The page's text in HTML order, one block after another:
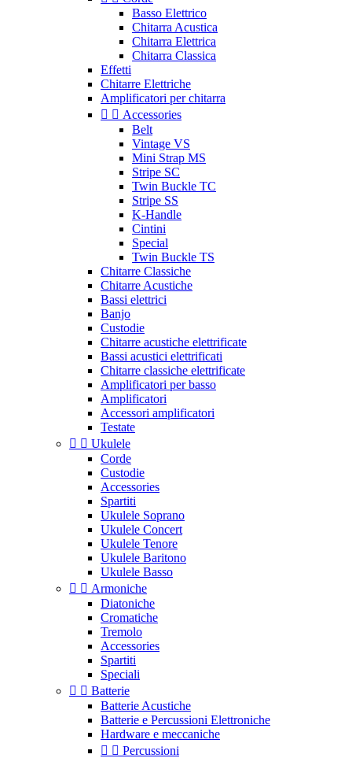
Basso Elettrico
Chitarra Acustica
Chitarra Elettrica
Chitarra Classica
Effetti
Chitarre Elettriche
Amplificatori per chitarra
  Accessories
Belt
Vintage VS
Mini Strap MS
Stripe SC
Twin Buckle TC
Stripe SS
K-Handle
Cintini
Special
Twin Buckle TS
Chitarre Classiche
Chitarre Acustiche
Bassi elettrici
Banjo
Custodie
Chitarre acustiche elettrificate
Bassi acustici elettrificati
Chitarre classiche elettrificate
Amplificatori per basso
Amplificatori
Accessori amplificatori
Testate
  Ukulele
Corde
Custodie
Accessories
Spartiti
Ukulele Soprano
Ukulele Concert
Ukulele Tenore
Ukulele Baritono
Ukulele Basso
  Armoniche
Diatoniche
Cromatiche
Tremolo
Accessories
Spartiti
Speciali
  Batterie
Batterie Acustiche
Batterie e Percussioni Elettroniche
Hardware e meccaniche
  Percussioni